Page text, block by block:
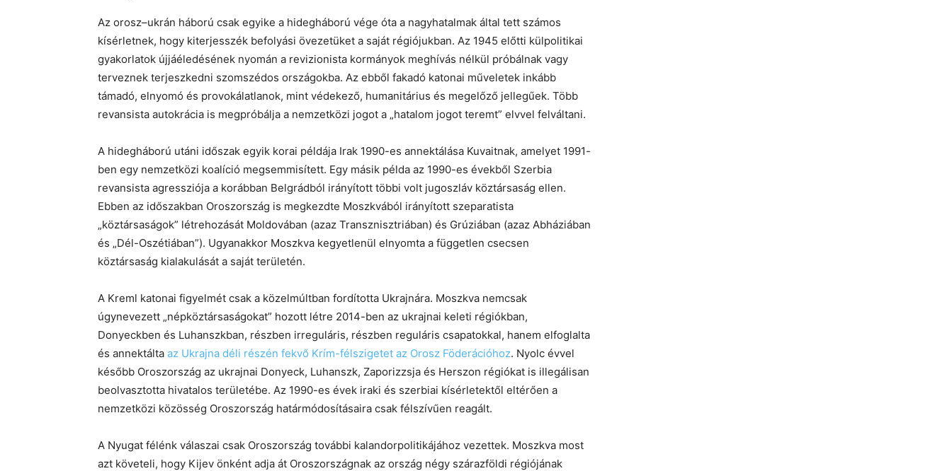
Az orosz–ukrán háború csak egyike a hidegháború vége óta a nagyhatalmak által tett számos
kísérletnek, hogy kiterjesszék befolyási övezetüket a saját régiójukban. Az 1945 előtti külpolitikai
gyakorlatok újjáéledésének nyomán a revizionista kormányok meghívás nélkül próbálnak vagy
terveznek terjeszkedni szomszédos országokba. Az ebből fakadó katonai műveletek inkább
támadó, elnyomó és provokálatlanok, mint védekező, humanitárius és megelőző jellegűek. Több
revansista autokrácia is megpróbálja a nemzetközi jogot a „hatalom jogot teremt” elvvel felváltani.
A hidegháború utáni időszak egyik korai példája Irak 1990-es annektálása Kuvaitnak, amelyet 1991-
ben egy nemzetközi koalíció megsemmisített. Egy másik példa az 1990-es évekből Szerbia
revansista agressziója a korábban Belgrádból irányított többi volt jugoszláv köztársaság ellen.
Ebben az időszakban Oroszország is megkezdte Moszkvából irányított szeparatista
„köztársaságok” létrehozását Moldovában (azaz Transznisztriában) és Grúziában (azaz Abháziában
és „Dél-Oszétiában”). Ugyanakkor Moszkva kegyetlenül elnyomta a független csecsen
köztársaság kialakulását a saját területén.
A Kreml katonai figyelmét csak a közelmúltban fordította Ukrajnára. Moszkva nemcsak
úgynevezett „népköztársaságokat” hozott létre 2014-ben az ukrajnai keleti régiókban,
Donyeckben és Luhanszkban, részben irreguláris, részben reguláris csapatokkal, hanem elfoglalta
és annektálta az Ukrajna déli részén fekvő Krím-félszigetet az Orosz Föderációhoz. Nyolc évvel
később Oroszország az ukrajnai Donyeck, Luhanszk, Zaporizzsja és Herszon régiókat is illegálisan
beolvasztotta hivatalos területébe. Az 1990-es évek iraki és szerbiai kísérletektől eltérően a
nemzetközi közösség Oroszország határmódosításaira csak félszívűen reagált.
A Nyugat félénk válaszai csak Oroszország további kalandorpolitikájához vezettek. Moszkva most
azt követeli, hogy Kijev önként adja át Oroszországnak az ország négy szárazföldi régiójának